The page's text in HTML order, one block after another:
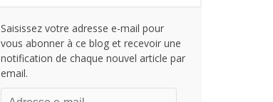
Saisissez votre adresse e-mail pour
vous abonner à ce blog et recevoir une
notification de chaque nouvel article par
email.
Adresse